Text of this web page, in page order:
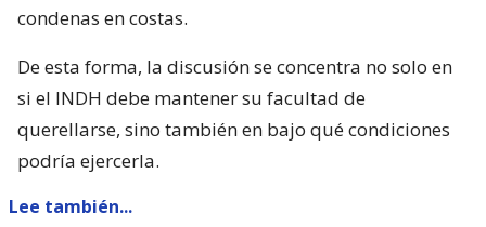
condenas en costas.
De esta forma, la discusión se concentra no solo en
si el INDH debe mantener su facultad de
querellarse, sino también en bajo qué condiciones
podría ejercerla.
Lee también...